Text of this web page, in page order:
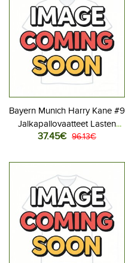
Bayern Munich Harry Kane #9
Jalkapallovaatteet Lasten
Kotipeliasu 2026-27
housut)
37.45€ 96.13€